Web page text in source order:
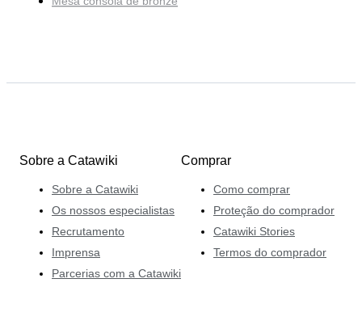
Sobre a Catawiki
Sobre a Catawiki
Os nossos especialistas
Recrutamento
Imprensa
Parcerias com a Catawiki
Comprar
Como comprar
Proteção do comprador
Catawiki Stories
Termos do comprador